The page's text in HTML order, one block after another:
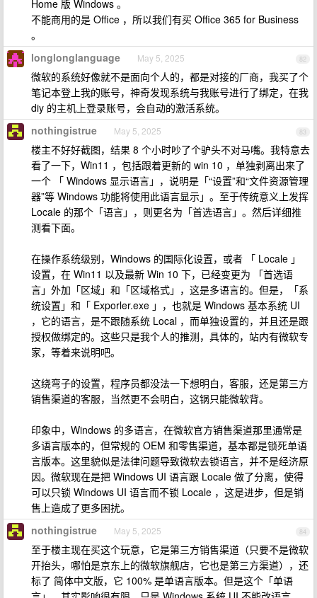
Home 版 Windows 。
不能商用的是 Office ，所以我们有买 Office 365 for Business
。
82
longlonglanguage May 5, 2025
微软的系统好像就不是面向个人的，都是对接的厂商，我买了个
笔记本登上我的账号，神奇发现系统与我账号进行了绑定，在我
diy 的主机上登录账号，会自动的激活系统。
83
nothingistrue May 5, 2025
楼主不好好截图，结果 8 个小时吵了个驴头不对马嘴。我特意去
看了一下，Win11 ，包括跟着更新的 win 10 ，单独剥离出来了
一个 「 Windows 显示语言」，说明是「“设置”和“文件资源管理
器”等 Windows 功能将使用此语言显示」。至于传统意义上发挥
Locale 的那个「语言」，则更名为「首选语言」。然后详细推
测看下面。
在操作系统级别，Windows 的国际化设置，或者 「 Locale 」
设置，在 Win11 以及最新 Win 10 下，已经变更为 「首选语
言」外加「区域」和「区域格式」，这是多语言的。但是，「系
统设置」和「 Exporler.exe 」，也就是 Windows 基本系统 UI
，它的语言，是不跟随系统 Local ，而单独设置的，并且还是跟
授权做绑定的。这些只是我个人的推测，具体的，站内有微软专
家，等着来说明吧。
这绕弯子的设置，程序员都没法一下想明白，客服，还是第三方
销售渠道的客服，当然更不会明白，这锅只能微软背。
印象中，Windows 的多语言，在微软官方销售渠道那里通常是
多语言版本的，但常规的 OEM 和零售渠道，基本都是锁死单语
言版本。这里貌似是法律问题导致微软去锁语言，并不是经济原
因。微软现在是把 Windows UI 语言跟 Locale 做了分离，使得
可以只锁 Windows UI 语言而不锁 Locale ，这是进步，但是销
售上造成了更多困扰。
84
nothingistrue May 5, 2025
至于楼主现在买这个玩意，它是第三方销售渠道（只要不是微软
开抬头，哪怕是京东上的微软旗舰店，它也是第三方渠道），还
标了 简体中文版，它 100% 是单语言版本。但是这个「单语